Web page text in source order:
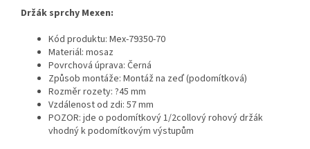
Držák sprchy Mexen:
Kód produktu: Mex-79350-70
Materiál: mosaz
Povrchová úprava: Černá
Způsob montáže: Montáž na zeď (podomítková)
Rozměr rozety: ?45 mm
Vzdálenost od zdi: 57 mm
POZOR: jde o podomítkový 1/2collový rohový držák
vhodný k podomítkovým výstupům